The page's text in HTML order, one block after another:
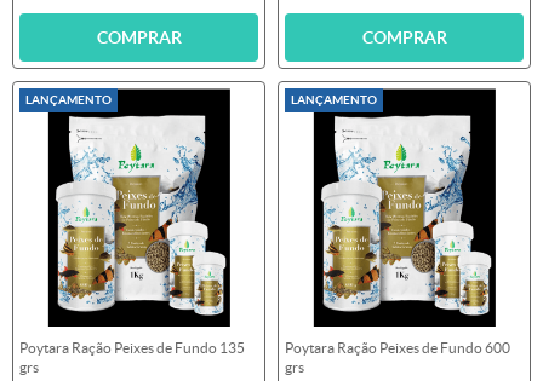
COMPRAR COMPRAR
LANÇAMENTO
Poytara Ração Peixes de Fundo 135
grs
LANÇAMENTO
Poytara Ração Peixes de Fundo 600
grs